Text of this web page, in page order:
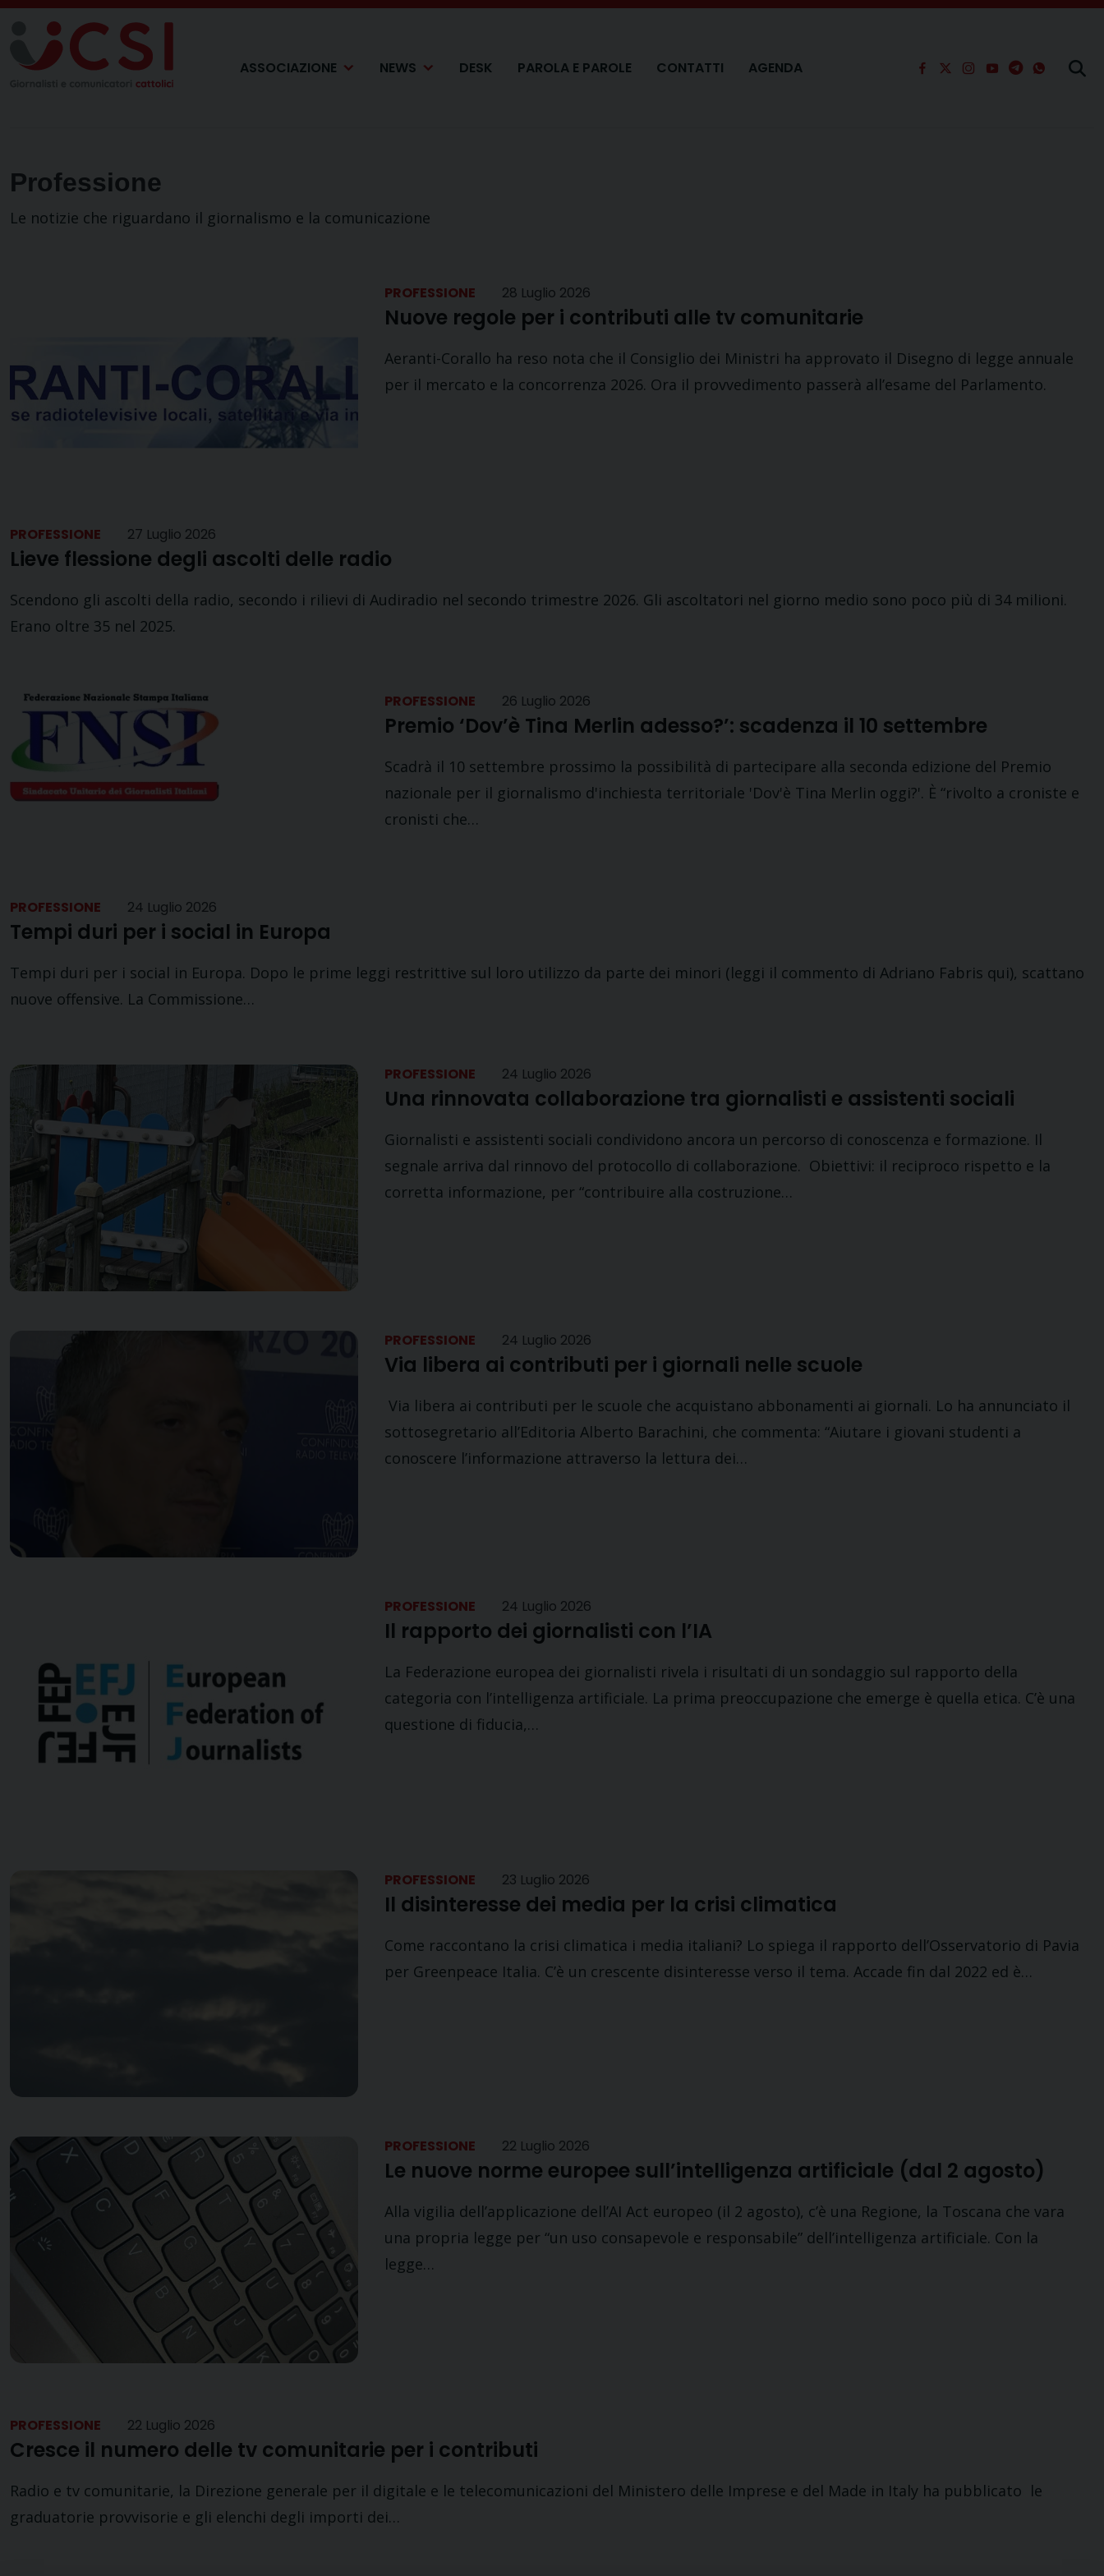
Skip
content
ASSOCIAZIONE
NEWS DESK PAROLA E PAROLE CONTATTI AGENDA
Professione
Le notizie che riguardano il giornalismo e la comunicazione
PROFESSIONE 28 Luglio 2026
Nuove regole per i contributi alle tv comunitarie
Aeranti-Corallo ha reso nota che il Consiglio dei Ministri ha approvato il Disegno di legge annuale
per il mercato e la concorrenza 2026. Ora il provvedimento passerà all’esame del Parlamento.
PROFESSIONE 27 Luglio 2026
Lieve flessione degli ascolti delle radio
Scendono gli ascolti della radio, secondo i rilievi di Audiradio nel secondo trimestre 2026. Gli ascoltatori nel giorno medio sono poco più di 34 milioni.
Erano oltre 35 nel 2025.
PROFESSIONE 26 Luglio 2026
Premio ‘Dov’è Tina Merlin adesso?’: scadenza il 10 settembre
Scadrà il 10 settembre prossimo la possibilità di partecipare alla seconda edizione del Premio
nazionale per il giornalismo d'inchiesta territoriale 'Dov'è Tina Merlin oggi?'. È “rivolto a croniste e
cronisti che…
PROFESSIONE 24 Luglio 2026
Tempi duri per i social in Europa
Tempi duri per i social in Europa. Dopo le prime leggi restrittive sul loro utilizzo da parte dei minori (leggi il commento di Adriano Fabris qui), scattano
nuove offensive. La Commissione…
PROFESSIONE 24 Luglio 2026
Una rinnovata collaborazione tra giornalisti e assistenti sociali
Giornalisti e assistenti sociali condividono ancora un percorso di conoscenza e formazione. Il
segnale arriva dal rinnovo del protocollo di collaborazione. Obiettivi: il reciproco rispetto e la
corretta informazione, per “contribuire alla costruzione…
PROFESSIONE 24 Luglio 2026
Via libera ai contributi per i giornali nelle scuole
Via libera ai contributi per le scuole che acquistano abbonamenti ai giornali. Lo ha annunciato il
sottosegretario all’Editoria Alberto Barachini, che commenta: “Aiutare i giovani studenti a
conoscere l’informazione attraverso la lettura dei…
PROFESSIONE 24 Luglio 2026
Il rapporto dei giornalisti con l’IA
La Federazione europea dei giornalisti rivela i risultati di un sondaggio sul rapporto della
categoria con l’intelligenza artificiale. La prima preoccupazione che emerge è quella etica. C’è una
questione di fiducia,…
PROFESSIONE 23 Luglio 2026
Il disinteresse dei media per la crisi climatica
Come raccontano la crisi climatica i media italiani? Lo spiega il rapporto dell’Osservatorio di Pavia
per Greenpeace Italia. C’è un crescente disinteresse verso il tema. Accade fin dal 2022 ed è…
PROFESSIONE 22 Luglio 2026
Le nuove norme europee sull’intelligenza artificiale (dal 2 agosto)
Alla vigilia dell’applicazione dell’AI Act europeo (il 2 agosto), c’è una Regione, la Toscana che vara
una propria legge per “un uso consapevole e responsabile” dell’intelligenza artificiale. Con la
legge…
PROFESSIONE 22 Luglio 2026
Cresce il numero delle tv comunitarie per i contributi
Radio e tv comunitarie, la Direzione generale per il digitale e le telecomunicazioni del Ministero delle Imprese e del Made in Italy ha pubblicato le
graduatorie provvisorie e gli elenchi degli importi dei…